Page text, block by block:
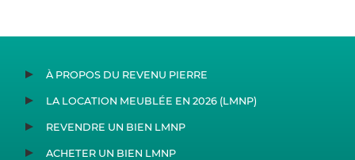
À PROPOS DU REVENU PIERRE
LA LOCATION MEUBLÉE EN 2026 (LMNP)
REVENDRE UN BIEN LMNP
ACHETER UN BIEN LMNP